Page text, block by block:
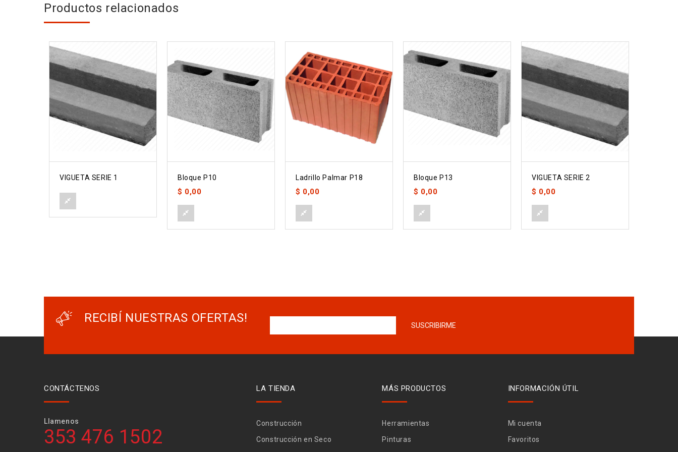
Productos relacionados
VIGUETA SERIE 1 Bloque P10
$ 0,00
Ladrillo Palmar P18
$ 0,00
Bloque P13
$ 0,00
VIGUETA SERIE 2
$ 0,00
RECIBÍ NUESTRAS OFERTAS!
CONTÁCTENOS
Llamenos
353 476 1502
LA TIENDA
Construcción
Construcción en Seco
MÁS PRODUCTOS
Herramientas
Pinturas
INFORMACIÓN ÚTIL
Mi cuenta
Favoritos